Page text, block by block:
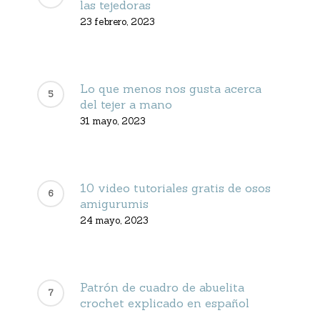
las tejedoras
23 febrero, 2023
Lo que menos nos gusta acerca
del tejer a mano
31 mayo, 2023
10 video tutoriales gratis de osos
amigurumis
24 mayo, 2023
Patrón de cuadro de abuelita
crochet explicado en español